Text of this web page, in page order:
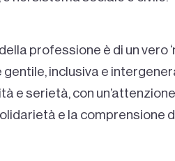
della professione è di un
inclusiva e
e serietà, con
e la comprensione